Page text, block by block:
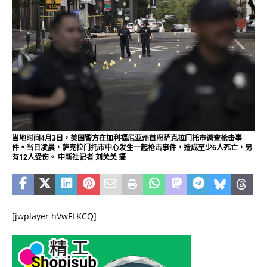
当地时间4月3日，美国警方在加利福尼亚州首府萨克拉门托市调查枪击事
件。当日凌晨，萨克拉门托市中心发生一起枪击事件，造成至少6人死亡，另
有12人受伤。 中新社记者 刘关关 摄
[jwplayer hVwFLKCQ]